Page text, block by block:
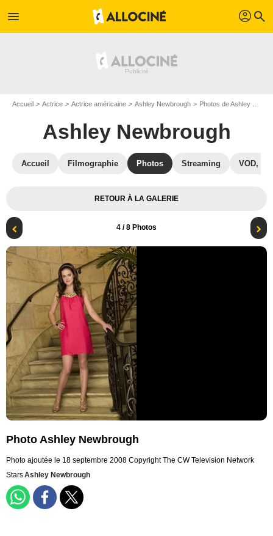
menu profil search
Accueil Actrice Actrice américaine Ashley Newbrough Photos de Ashley Newbrough
Ashley Newbrough
Accueil Filmographie Photos Streaming VOD,
RETOUR À LA GALERIE
4 / 8 Photos
Photo Ashley Newbrough
Photo ajoutée le 18 septembre 2008 Copyright The CW Television Network
StarsAshley Newbrough